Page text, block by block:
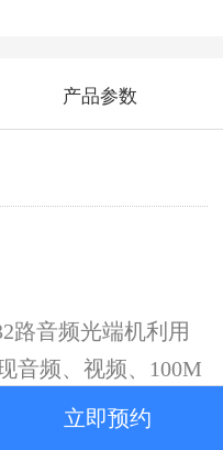
产品参数
路音频光端机利用
音频、视频、100M
及开关量等信号
立即预约